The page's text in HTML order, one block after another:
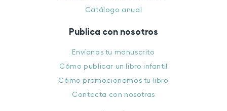
Catálogo anual
Publica con nosotros
Envíanos tu manuscrito
Cómo publicar un libro infantil
Cómo promocionamos tu libro
Contacta con nosotras